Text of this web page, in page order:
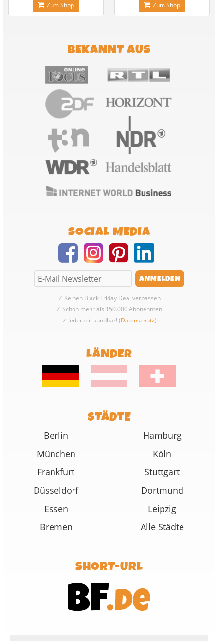
Zum Shop Zum Shop
BEKANNT AUS
SOCIAL MEDIA
✓ Keinen Black Friday Deal verpassen
✓ Schon mehr als 150.000 Abonennten
✓ Jederzeit kündbar! (Datenschutz)
LÄNDER
STÄDTE
Berlin
Hamburg
München
Köln
Frankfurt
Stuttgart
Düsseldorf
Dortmund
Essen
Leipzig
Bremen
Alle Städte
SHORT-URL